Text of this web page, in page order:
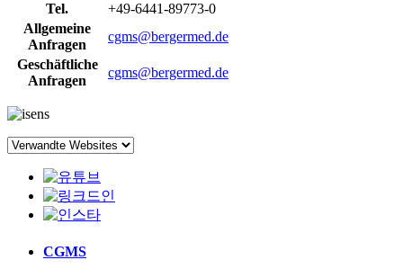
Tel.
+49-6441-89773-0
Allgemeine
Anfragen
cgms@bergermed.de
Geschäftliche
Anfragen
cgms@bergermed.de
CGMS